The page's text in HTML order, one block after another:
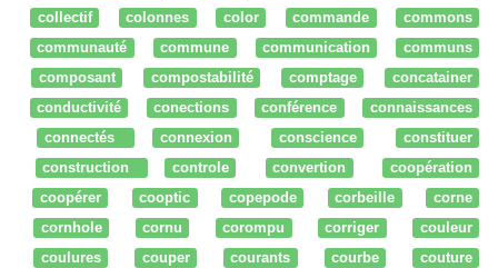
collectif
colonnes color commande
commons
communauté
commune communication
communs
composant
compostabilité comptage
concatainer
conductivité
conections conférence
connaissances
connectés
connexion conscience
constituer
construction
controle convertion
coopération
coopérer
cooptic copepode corbeille
corne
cornhole
cornu corompu corriger
couleur
coulures
couper courants courbe
couture